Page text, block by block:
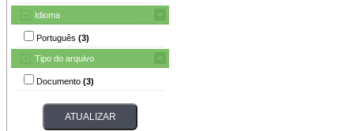
Idioma
Português (3)
Tipo do arquivo
Documento (3)